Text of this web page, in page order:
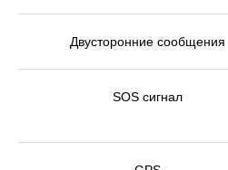
Двусторонние сообщения
SOS сигнал